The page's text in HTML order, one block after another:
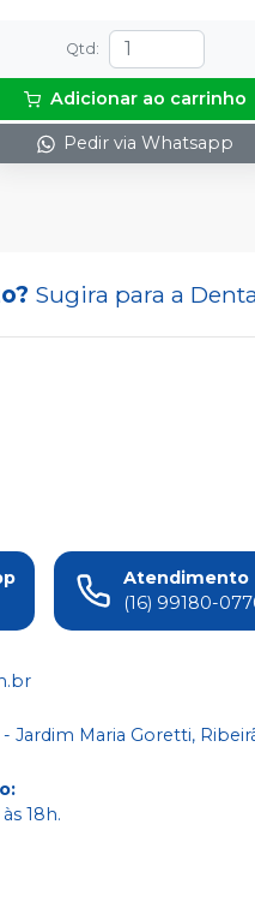
Qtd :
Adicionar ao carrinho
Pedir via Whatsapp
Sugira para a
Atendimento
(16) 99180-
- Jardim Maria Goretti,
:
18h.